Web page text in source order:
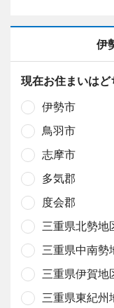
伊
現在お住まいはど
伊勢市
鳥羽市
志摩市
多気郡
度会郡
三重県北勢地
三重県中南勢
三重県伊賀地
三重県東紀州